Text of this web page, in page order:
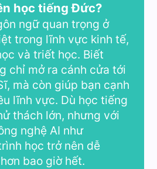
học tiếng Đức?
ngữ quan trọng ở
trong lĩnh vực kinh tế,
và triết học. Biết
chỉ mở ra cánh cửa tới
mà còn giúp bạn cạnh
lĩnh vực. Dù học tiếng
thách lớn, nhưng với
nghệ AI như
học trở nên dễ
bao giờ hết.